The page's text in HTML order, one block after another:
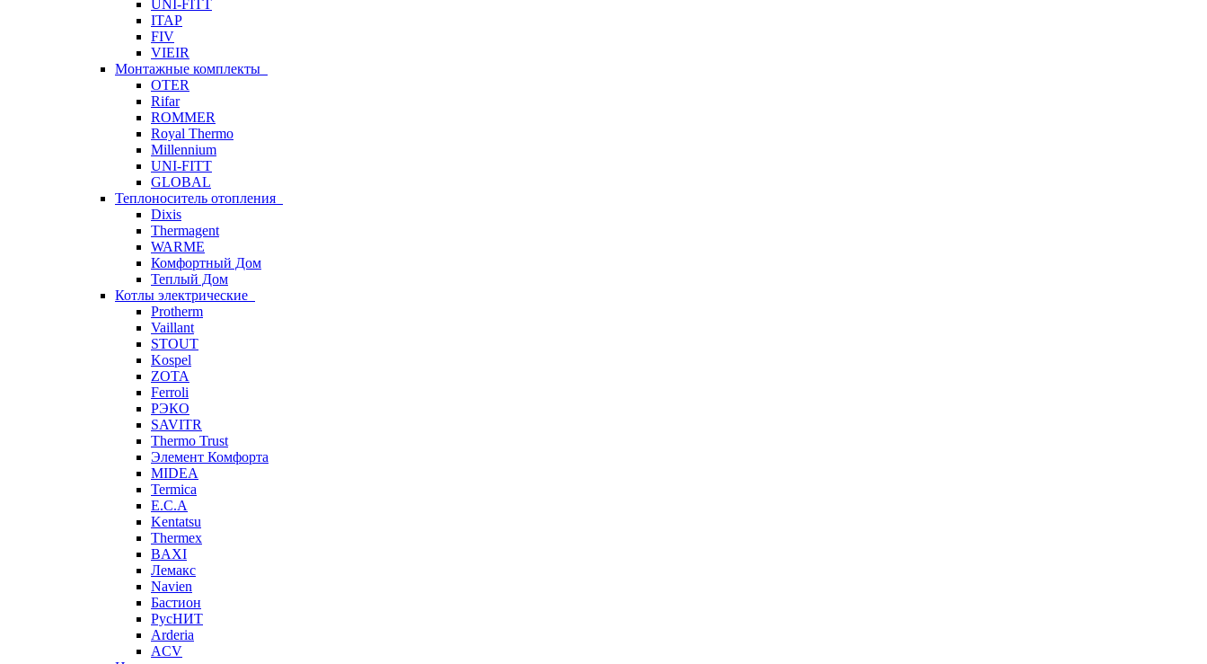
UNI-FITT
ITAP
FIV
VIEIR
Монтажные комплекты
OTER
Rifar
ROMMER
Royal Thermo
Millennium
UNI-FITT
GLOBAL
Теплоноситель отопления
Dixis
Thermagent
WARME
Комфортный Дом
Теплый Дом
Котлы электрические
Protherm
Vaillant
STOUT
Kospel
ZOTA
Ferroli
РЭКО
SAVITR
Thermo Trust
Элемент Комфорта
MIDEA
Termica
E.C.A
Kentatsu
Thermex
BAXI
Лемакс
Navien
Бастион
РусНИТ
Arderia
ACV